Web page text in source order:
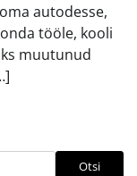
autodesse,
tööle, kooli
muutunud
Otsi